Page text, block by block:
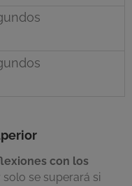
con los
solo se superará si